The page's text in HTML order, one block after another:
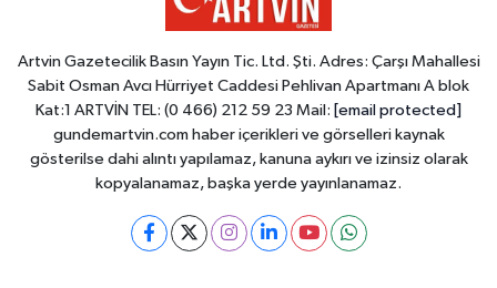
Artvin Gazetecilik Basın Yayın Tic. Ltd. Şti. Adres: Çarşı Mahallesi
Sabit Osman Avcı Hürriyet Caddesi Pehlivan Apartmanı A blok
Kat:1 ARTVİN TEL: (0 466) 212 59 23 Mail: [email protected]
gundemartvin.com haber içerikleri ve görselleri kaynak
gösterilse dahi alıntı yapılamaz, kanuna aykırı ve izinsiz olarak
kopyalanamaz, başka yerde yayınlanamaz.